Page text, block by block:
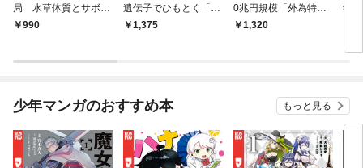
局 水草体質とサボテ
ン体質
￥990
遺伝子でひもとく「最
良の友」の進化
￥1,375
0兆円規模「外為特
会」が生まれた謎
￥1,320
学
少年マンガのおすすめ本 もっと見る